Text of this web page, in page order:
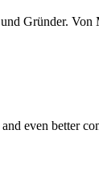
Gründer.
even better